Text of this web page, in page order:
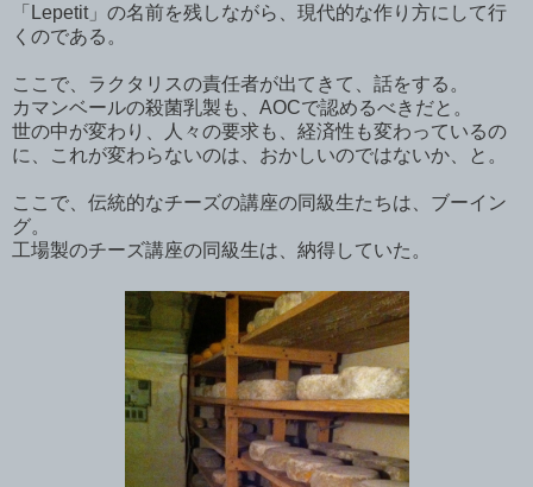
「Lepetit」の名前を残しながら、現代的な作り方にして行
くのである。
ここで、ラクタリスの責任者が出てきて、話をする。
カマンベールの殺菌乳製も、AOCで認めるべきだと。
世の中が変わり、人々の要求も、経済性も変わっているの
に、これが変わらないのは、おかしいのではないか、と。
ここで、伝統的なチーズの講座の同級生たちは、ブーイン
グ。
工場製のチーズ講座の同級生は、納得していた。